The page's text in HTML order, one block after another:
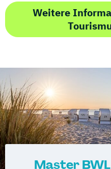
Weitere
Master